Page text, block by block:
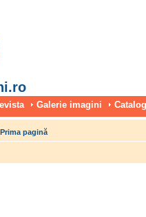
Galerie imagini
Prima pagină